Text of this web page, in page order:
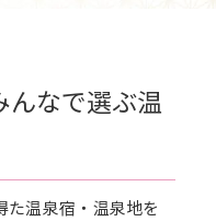
んなで選ぶ温
た温泉宿・温泉地を